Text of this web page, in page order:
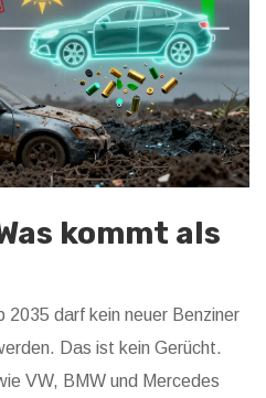
kommt als
2035 darf kein neuer Benziner
Das ist kein Gerücht.
VW, BMW und Mercedes